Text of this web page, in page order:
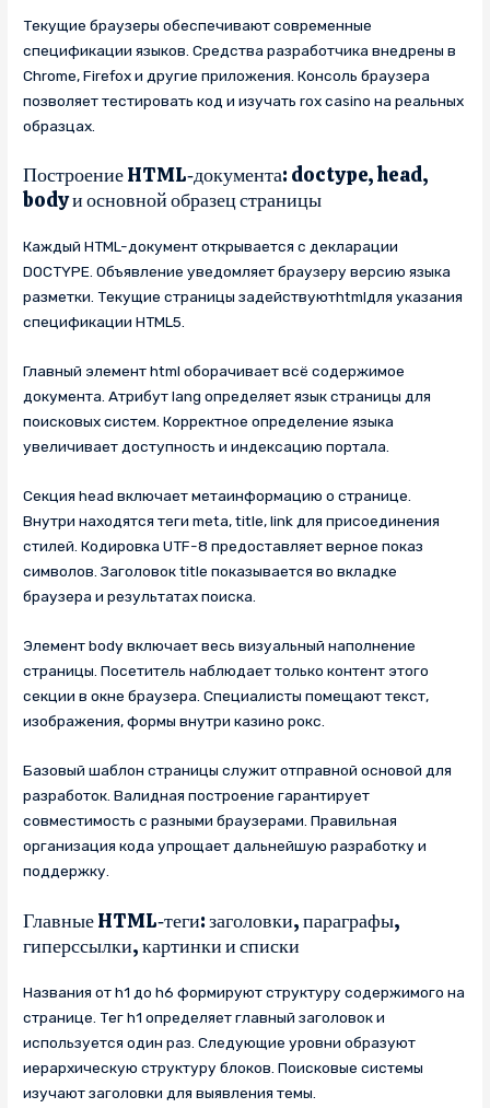
Текущие браузеры обеспечивают современные
спецификации языков. Средства разработчика внедрены в
Chrome, Firefox и другие приложения. Консоль браузера
позволяет тестировать код и изучать rox casino на реальных
образцах.
Построение HTML‑документа: doctype, head,
body и основной образец страницы
Каждый HTML-документ открывается с декларации
DOCTYPE. Объявление уведомляет браузеру версию языка
разметки. Текущие страницы задействуютhtmlдля указания
спецификации HTML5.
Главный элемент html оборачивает всё содержимое
документа. Атрибут lang определяет язык страницы для
поисковых систем. Корректное определение языка
увеличивает доступность и индексацию портала.
Секция head включает метаинформацию о странице.
Внутри находятся теги meta, title, link для присоединения
стилей. Кодировка UTF-8 предоставляет верное показ
символов. Заголовок title показывается во вкладке
браузера и результатах поиска.
Элемент body включает весь визуальный наполнение
страницы. Посетитель наблюдает только контент этого
секции в окне браузера. Специалисты помещают текст,
изображения, формы внутри казино рокс.
Базовый шаблон страницы служит отправной основой для
разработок. Валидная построение гарантирует
совместимость с разными браузерами. Правильная
организация кода упрощает дальнейшую разработку и
поддержку.
Главные HTML‑теги: заголовки, параграфы,
гиперссылки, картинки и списки
Названия от h1 до h6 формируют структуру содержимого на
странице. Тег h1 определяет главный заголовок и
используется один раз. Следующие уровни образуют
иерархическую структуру блоков. Поисковые системы
изучают заголовки для выявления темы.